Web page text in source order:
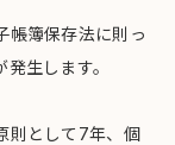
帳簿保存法に則っ
生します。
則として7年、個